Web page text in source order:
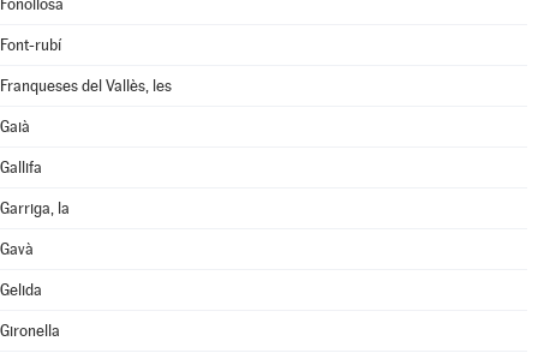
Fonollosa
Font-rubí
Franqueses del Vallès, les
Gaià
Gallifa
Garriga, la
Gavà
Gelida
Gironella